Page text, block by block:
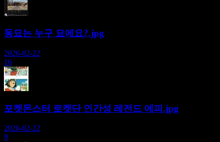
동묘는 누구 묘에요?.jpg
2026-02-22
16
포켓몬스터 로켓단 인간성 레전드 에피.jpg
2026-02-22
9